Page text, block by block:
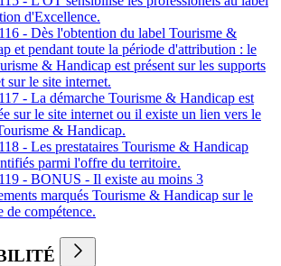
d'Excellence.
- Dès l'obtention du label Tourisme &
et pendant toute la période d'attribution : le
& Handicap est présent sur les supports
sur le site internet.
- La démarche Tourisme & Handicap est
sur le site internet ou il existe un lien vers le
& Handicap.
- Les prestataires Tourisme & Handicap
parmi l'offre du territoire.
- BONUS - Il existe au moins 3
marqués Tourisme & Handicap sur le
de compétence.